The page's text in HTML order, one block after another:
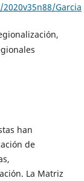
Garcia
han
de
La Matriz